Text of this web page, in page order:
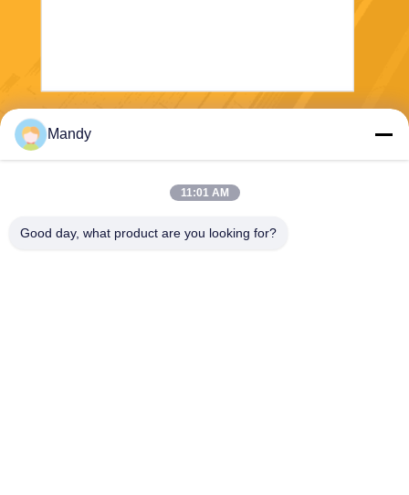
Mandy
11:01 AM
Good day, what product are you looking for?